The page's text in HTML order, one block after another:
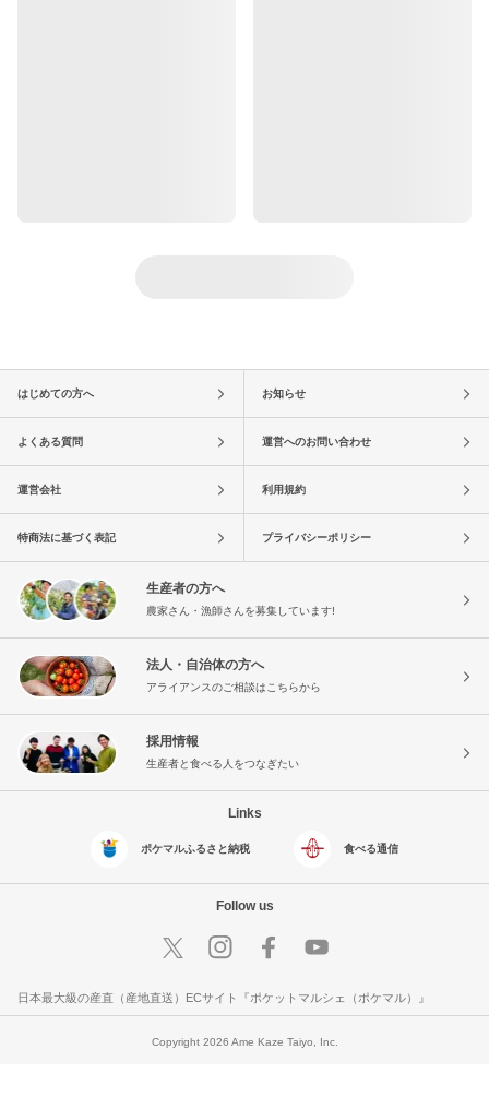
はじめての方へ お知らせ
よくある質問 運営へのお問い合わせ
運営会社 利用規約
特商法に基づく表記 プライバシーポリシー
生産者の方へ
農家さん・漁師さんを募集しています!
法人・自治体の方へ
アライアンスのご相談はこちらから
採用情報
生産者と食べる人をつなぎたい
Links
ポケマルふるさと納税 食べる通信
Follow us
日本最大級の産直（産地直送）ECサイト『ポケットマルシェ（ポケマル）』
Copyright 2026 Ame Kaze Taiyo, Inc.